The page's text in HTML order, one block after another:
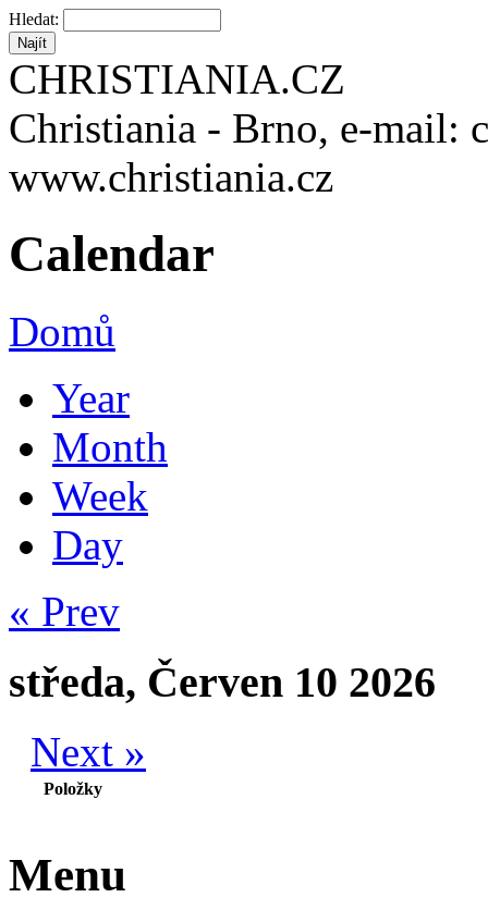
Hledat:
CHRISTIANIA.CZ
Christiania - Brno, e-mail:
www.christiania.cz
Calendar
Domů
Year
Month
Week
Day
« Prev
středa, Červen 10 2026
Next »
Položky
Menu